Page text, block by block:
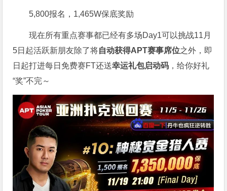
5,800报名，1,465W保底奖励
现在所有重点赛事都已经有多场Day1可以挑战11月
5日起活跃新朋友除了将自动获得APT赛事席位之外，即
日起打进每日免费赛FT还送幸运礼包启动码 ，给你好礼
“奖”不完～